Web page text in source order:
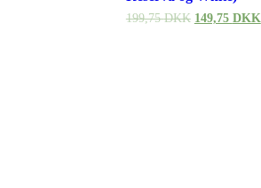
199,75DKK 149,75 DKK